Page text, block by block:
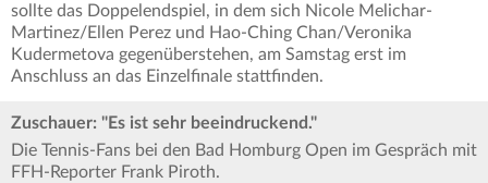
sollte das Doppelendspiel, in dem sich Nicole Melichar-
Martinez/Ellen Perez und Hao-Ching Chan/Veronika
Kudermetova gegenüberstehen, am Samstag erst im
Anschluss an das Einzelfinale stattfinden.
Zuschauer: "Es ist sehr beeindruckend."
Die Tennis-Fans bei den Bad Homburg Open im Gespräch mit
FFH-Reporter Frank Piroth.